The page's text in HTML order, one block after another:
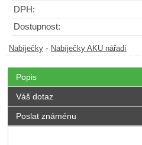
DPH:
Dostupnost:
Nabíječky - Nabíječky AKU nářadí
Popis
Váš dotaz
Poslat známénu